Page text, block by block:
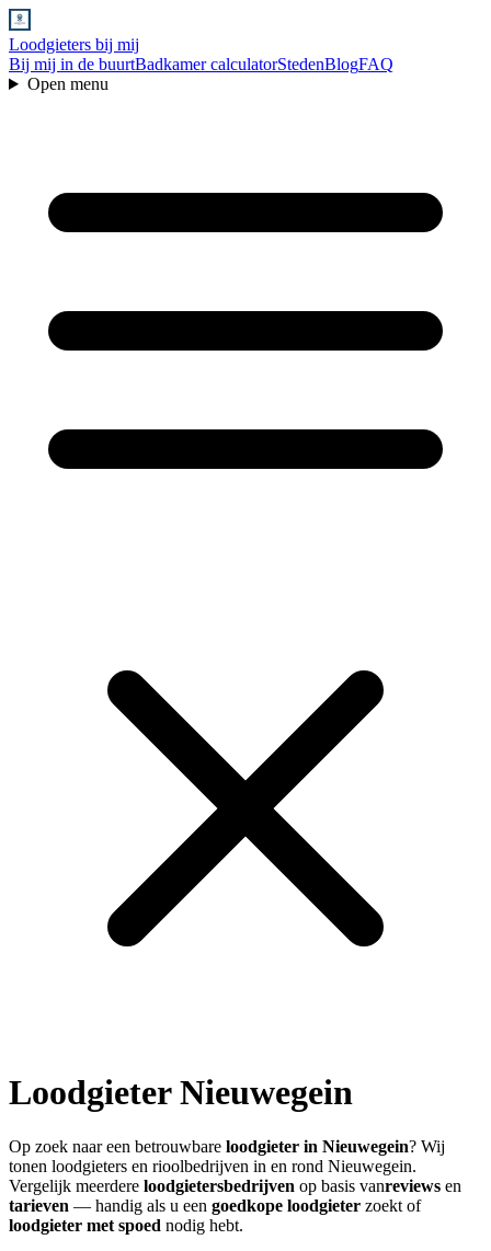
Loodgieters bij mij
Bij mij in de buurtBadkamer calculatorStedenBlogFAQ
Open menu
LoodgieterNieuwegein
Op zoek naar een betrouwbare loodgieter in Nieuwegein? Wij
tonen loodgieters en rioolbedrijven in en rond Nieuwegein.
Vergelijk meerdere loodgietersbedrijven op basis vanreviews en
tarieven — handig als u een goedkope loodgieter zoekt of
loodgieter met spoed nodig hebt.